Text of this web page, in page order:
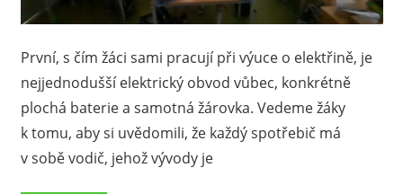
První, s čím žáci sami pracují při výuce o elektřině, je
nejjednodušší elektrický obvod vůbec, konkrétně
plochá baterie a samotná žárovka. Vedeme žáky
k tomu, aby si uvědomili, že každý spotřebič má
v sobě vodič, jehož vývody je